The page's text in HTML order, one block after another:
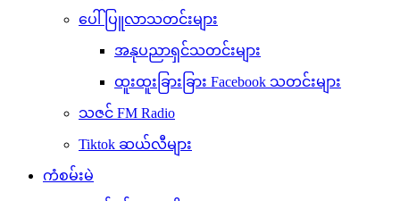
ပေါ်ပြူလာသတင်းများ
အနုပညာရှင်သတင်းများ
ထူးထူးခြားခြား Facebook သတင်းများ
သဇင် FM Radio
Tiktok ဆယ်လီများ
ကံစမ်းမဲ